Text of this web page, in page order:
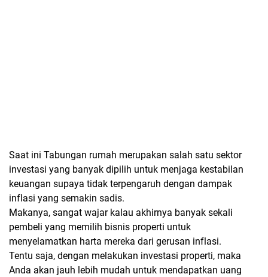
Saat ini Tabungan rumah merupakan salah satu sektor
investasi yang banyak dipilih untuk menjaga kestabilan
keuangan supaya tidak terpengaruh dengan dampak
inflasi yang semakin sadis.
Makanya, sangat wajar kalau akhirnya banyak sekali
pembeli yang memilih bisnis properti untuk
menyelamatkan harta mereka dari gerusan inflasi.
Tentu saja, dengan melakukan investasi properti, maka
Anda akan jauh lebih mudah untuk mendapatkan uang